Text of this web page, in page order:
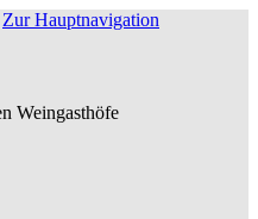
Zur Hauptnavigation
Weingasthöfe